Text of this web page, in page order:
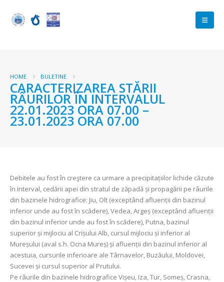
HOME BULETINE
CARACTERIZAREA STĂRII
RÂURILOR ÎN INTERVALUL
22.01.2023 ORA 07.00 –
23.01.2023 ORA 07.00
Debitele au fost în creştere ca urmare a precipitațiilor lichide căzute
în interval, cedării apei din stratul de zăpadă și propagării pe râurile
din bazinele hidrografice: Jiu, Olt (exceptând afluenții din bazinul
inferior unde au fost în scădere), Vedea, Argeș (exceptând afluenții
din bazinul inferior unde au fost în scădere), Putna, bazinul
superior și mijlociu al Crișului Alb, cursul mijlociu și inferior al
Mureșului (aval s.h. Ocna Mureș) și afluenții din bazinul inferior al
acestuia, cursurile inferioare ale Târnavelor, Buzăului, Moldovei,
Sucevei și cursul superior al Prutului.
Pe râurile din bazinele hidrografice Vișeu, Iza, Tur, Someș, Crasna,